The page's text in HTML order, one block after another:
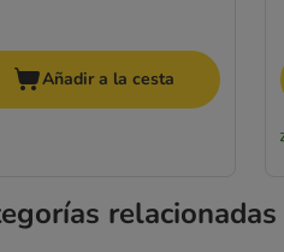
Añadir a la cesta
relacionadas